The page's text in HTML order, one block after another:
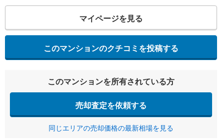
マイページを見る
このマンションのクチコミを投稿する
このマンションを所有されている方
売却査定を依頼する
同じエリアの売却価格の最新相場を見る